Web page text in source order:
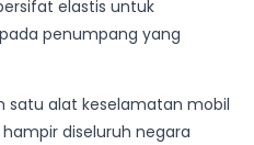
elastis untuk
penumpang yang
satu alat keselamatan mobil
diseluruh negara